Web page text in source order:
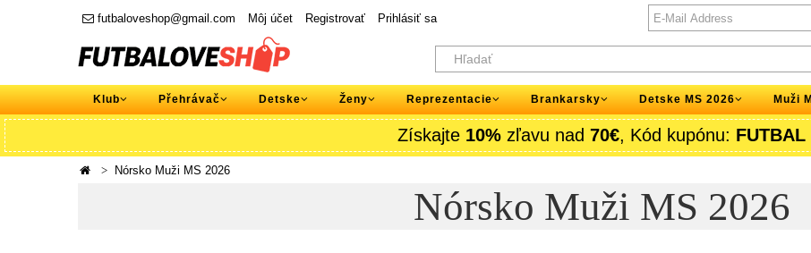
futbaloveshop@gmail.com Môj účet Registrovať Prihlásiť sa
Klub Přehrávač Detske Ženy Reprezentacie Brankarsky Detske MS 2026 Muži
Získajte 10% zľavu nad 70€, Kód kupónu: FUTBAL
Nórsko Muži MS 2026
Nórsko Muži MS 2026